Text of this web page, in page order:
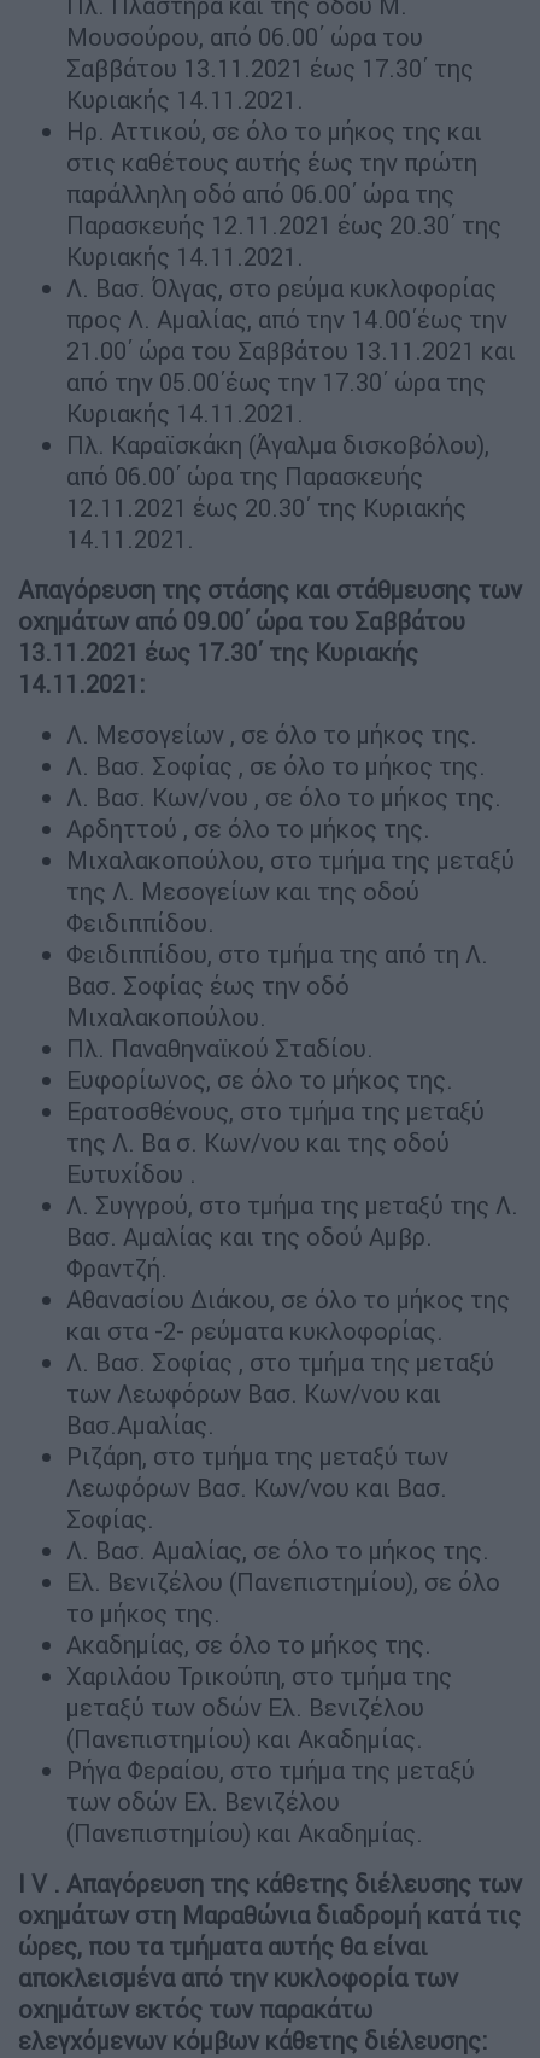
Μουσούρου, από 06.00΄ ώρα του
Σαββάτου 13.11.2021 έως 17.30΄ της
Κυριακής 14.11.2021.
Ηρ. Αττικού, σε όλο το μήκος της και
στις καθέτους αυτής έως την πρώτη
παράλληλη οδό από 06.00΄ ώρα της
Παρασκευής 12.11.2021 έως 20.30΄ της
Κυριακής 14.11.2021.
Λ. Βασ. Όλγας, στο ρεύμα κυκλοφορίας
προς Λ. Αμαλίας, από την 14.00΄έως την
21.00΄ ώρα του Σαββάτου 13.11.2021 και
από την 05.00΄έως την 17.30΄ ώρα της
Κυριακής 14.11.2021.
Πλ. Καραϊσκάκη (Άγαλμα δισκοβόλου),
από 06.00΄ ώρα της Παρασκευής
12.11.2021 έως 20.30΄ της Κυριακής
14.11.2021.
Απαγόρευση της στάσης και στάθμευσης των
οχημάτων από 09.00΄ ώρα του Σαββάτου
13.11.2021 έως 17.30΄ της Κυριακής
14.11.2021:
Λ. Μεσογείων , σε όλο το μήκος της.
Λ. Βασ. Σοφίας , σε όλο το μήκος της.
Λ. Βασ. Κων/νου , σε όλο το μήκος της.
Αρδηττού , σε όλο το μήκος της.
Μιχαλακοπούλου, στο τμήμα της μεταξύ
της Λ. Μεσογείων και της οδού
Φειδιππίδου.
Φειδιππίδου, στο τμήμα της από τη Λ.
Βασ. Σοφίας έως την οδό
Μιχαλακοπούλου.
Πλ. Παναθηναϊκού Σταδίου.
Ευφορίωνος, σε όλο το μήκος της.
Ερατοσθένους, στο τμήμα της μεταξύ
της Λ. Βα σ. Κων/νου και της οδού
Ευτυχίδου .
Λ. Συγγρού, στο τμήμα της μεταξύ της Λ.
Βασ. Αμαλίας και της οδού Αμβρ.
Φραντζή.
Αθανασίου Διάκου, σε όλο το μήκος της
και στα -2- ρεύματα κυκλοφορίας.
Λ. Βασ. Σοφίας , στο τμήμα της μεταξύ
των Λεωφόρων Βασ. Κων/νου και
Βασ.Αμαλίας.
Ριζάρη, στο τμήμα της μεταξύ των
Λεωφόρων Βασ. Κων/νου και Βασ.
Σοφίας.
Λ. Βασ. Αμαλίας, σε όλο το μήκος της.
Ελ. Βενιζέλου (Πανεπιστημίου), σε όλο
το μήκος της.
Ακαδημίας, σε όλο το μήκος της.
Χαριλάου Τρικούπη, στο τμήμα της
μεταξύ των οδών Ελ. Βενιζέλου
(Πανεπιστημίου) και Ακαδημίας.
Ρήγα Φεραίου, στο τμήμα της μεταξύ
των οδών Ελ. Βενιζέλου
(Πανεπιστημίου) και Ακαδημίας.
Ι V . Απαγόρευση της κάθετης διέλευσης των
οχημάτων στη Μαραθώνια διαδρομή κατά τις
ώρες, που τα τμήματα αυτής θα είναι
αποκλεισμένα από την κυκλοφορία των
οχημάτων εκτός των παρακάτω
ελεγχόμενων κόμβων κάθετης διέλευσης: